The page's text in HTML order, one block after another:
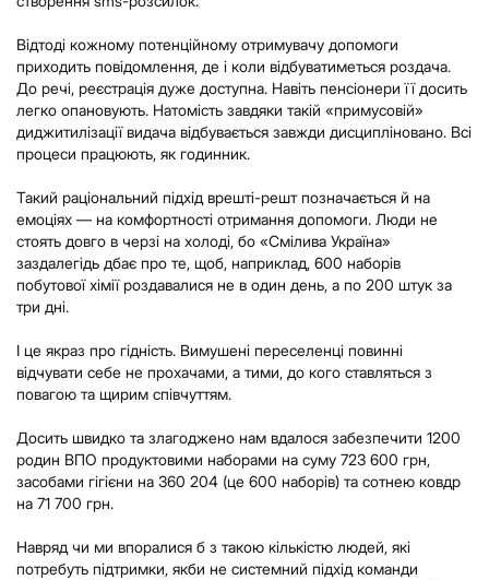
Відтоді кожному потенційному отримувачу допомоги
приходить повідомлення, де і коли відбуватиметься роздача.
До речі, реєстрація дуже доступна. Навіть пенсіонери її досить
легко опановують. Натомість завдяки такій «примусовій»
диджитилізації видача відбувається завжди дисципліновано. Всі
процеси працюють, як годинник.
Такий раціональний підхід врешті-решт позначається й на
емоціях — на комфортності отримання допомоги. Люди не
стоять довго в черзі на холоді, бо «Смілива Україна»
заздалегідь дбає про те, щоб, наприклад, 600 наборів
побутової хімії роздавалися не в один день, а по 200 штук за
три дні.
І це якраз про гідність. Вимушені переселенці повинні
відчувати себе не прохачами, а тими, до кого ставляться з
повагою та щирим співчуттям.
Досить швидко та злагоджено нам вдалося забезпечити 1200
родин ВПО продуктовими наборами на суму 723 600 грн,
засобами гігієни на 360 204 (це 600 наборів) та сотнею ковдр
на 71 700 грн.
Навряд чи ми впоралися б з такою кількістю людей, які
потребуть підтримки, якби не системний підхід команди